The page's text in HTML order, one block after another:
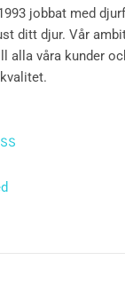
jobbat med
ditt djur. Vår
alla våra kunder